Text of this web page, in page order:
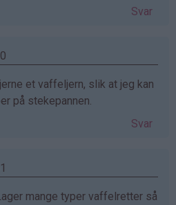
Svar
et vaffeljern, slik at jeg kan
på stekepannen.
Svar
mange typer vaffelretter så